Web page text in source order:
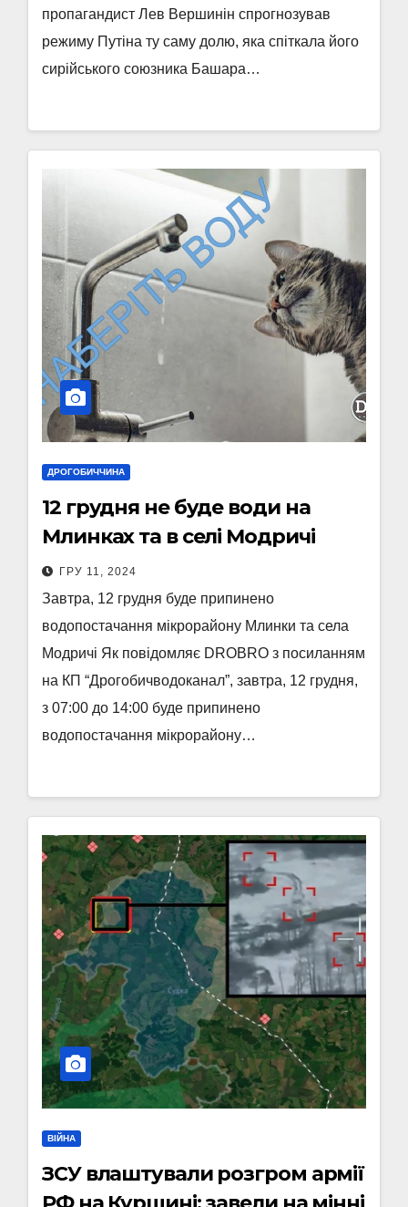
пропагандист Лев Вершинін спрогнозував
режиму Путіна ту саму долю, яка спіткала його
сирійського союзника Башара…
ДРОГОБИЧЧИНА
12 грудня не буде води на
Млинках та в селі Модричі
ГРУ 11, 2024
Завтра, 12 грудня буде припинено
водопостачання мікрорайону Млинки та села
Модричі Як повідомляє DROBRO з посиланням
на КП “Дрогобичводоканал”, завтра, 12 грудня,
з 07:00 до 14:00 буде припинено
водопостачання мікрорайону…
ВІЙНА
ЗСУ влаштували розгром армії